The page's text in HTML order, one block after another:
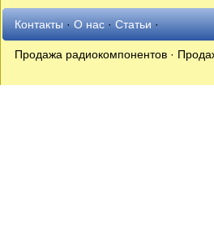
Контакты·О нас·Статьи·
Продажа радиокомпонентов ·